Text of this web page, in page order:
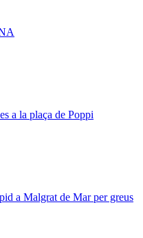
a la plaça de Poppi
a Malgrat de Mar per greus